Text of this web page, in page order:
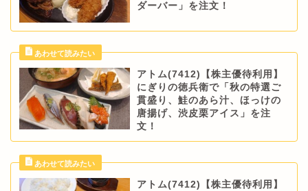
ダーバー」を注文！
アトム(7412)【株主優待利用】
にぎりの徳兵衛で「秋の特選ご
貫盛り、鮭のあら汁、ほっけの
唐揚げ、渋皮栗アイス」を注
文！
アトム(7412)【株主優待利用】